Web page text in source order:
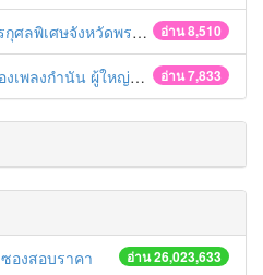
อ่าน 8,510
วัดพระนครศรีอยุธยา 2560
อ่าน 7,833
งกำนัน ผู้ใหญ่บ้าน ฯลฯ
อ่าน 26,023,633
องสอบราคา